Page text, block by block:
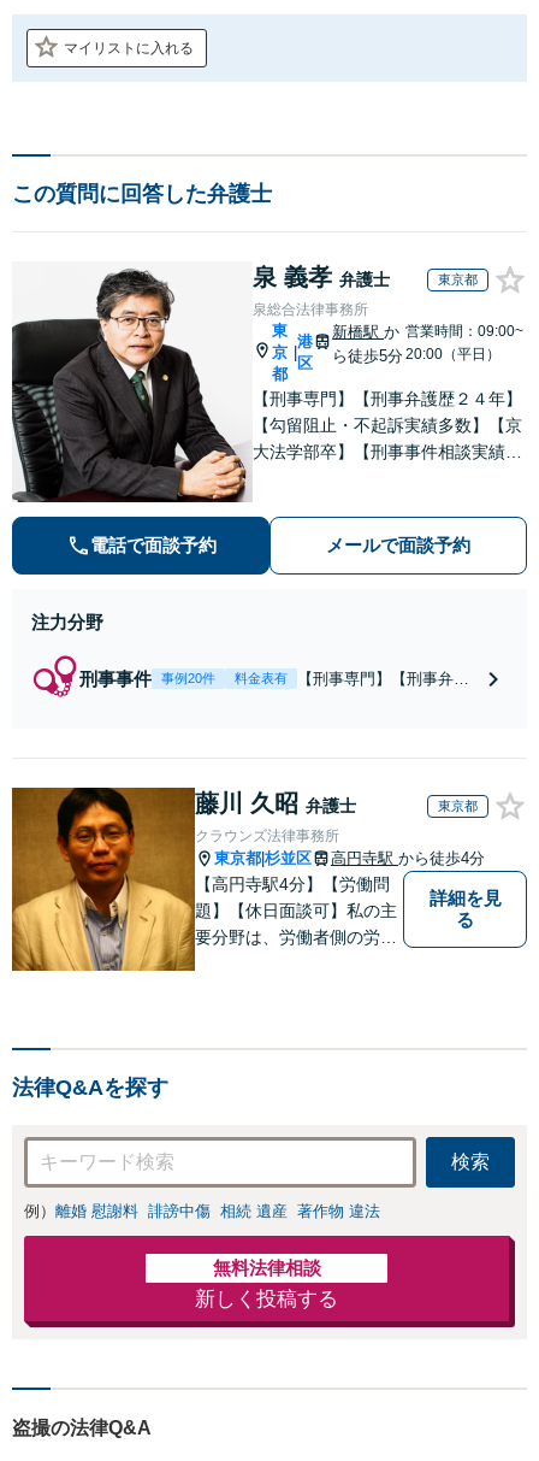
マイリストに入れる
この質問に回答した弁護士
泉 義孝 弁護士 東京都
泉総合法律事務所
東
京
都
|
港
区
新橋駅か
ら徒歩5分
営業時間：09:00~
20:00（平日）
【刑事専門】【刑事弁護歴２４年】
【勾留阻止・不起訴実績多数】【京
大法学部卒】【刑事事件相談実績77
【弁護士泉義孝が相談、刑事弁護を
担当】【逮捕・勾留でお悩みの方は
電話で面談予約 メールで面談予約
注力分野
刑事事件 事例20件 料金表有
【刑事専門】【刑事弁護
金原則２２万円（税
込）】【弁護士泉義孝が
相談、弁護を直接担当】
逮捕されお困りの方は是
非弁護士泉義孝にご相談
ご依頼下さい。
藤川 久昭 弁護士 東京都
クラウンズ法律事務所
東京都 杉並区 高円寺駅 から徒歩4分
【高円寺駅4分】【労働問
題】【休日面談可】私の主
要分野は、労働者側の労働
詳細を見
る
法律Q&Aを探す
検索
例） 離婚 慰謝料 誹謗中傷 相続 遺産 著作物 違法
無料法律相談
新しく投稿する
盗撮の法律Q&A